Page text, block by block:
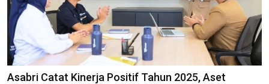
Asabri Catat Kinerja Positif Tahun 2025, Aset